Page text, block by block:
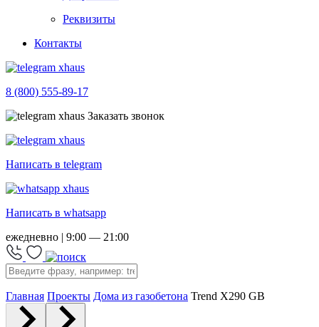
Реквизиты
Контакты
8 (800) 555-89-17
Заказать звонок
Написать в telegram
Написать в whatsapp
ежедневно | 9:00 — 21:00
Главная Проекты Дома из газобетона Trend X290 GB